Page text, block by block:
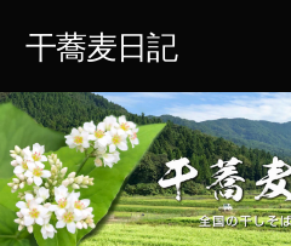
ツ
へ
ス
キ
ッ
プ
干蕎麦日記